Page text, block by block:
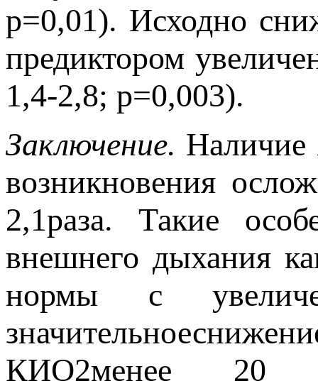
р=0,01). Исходно
предиктором
1,4-2,8; р=0,003).
Заключение.
возникновения
2,1раза. Такие
внешнего дыхания
нормы с
КИO2менее 20